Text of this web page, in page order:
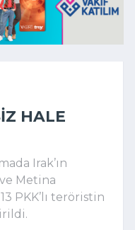
HALE
Irak’ın
Metina
PKK’lı teröristin